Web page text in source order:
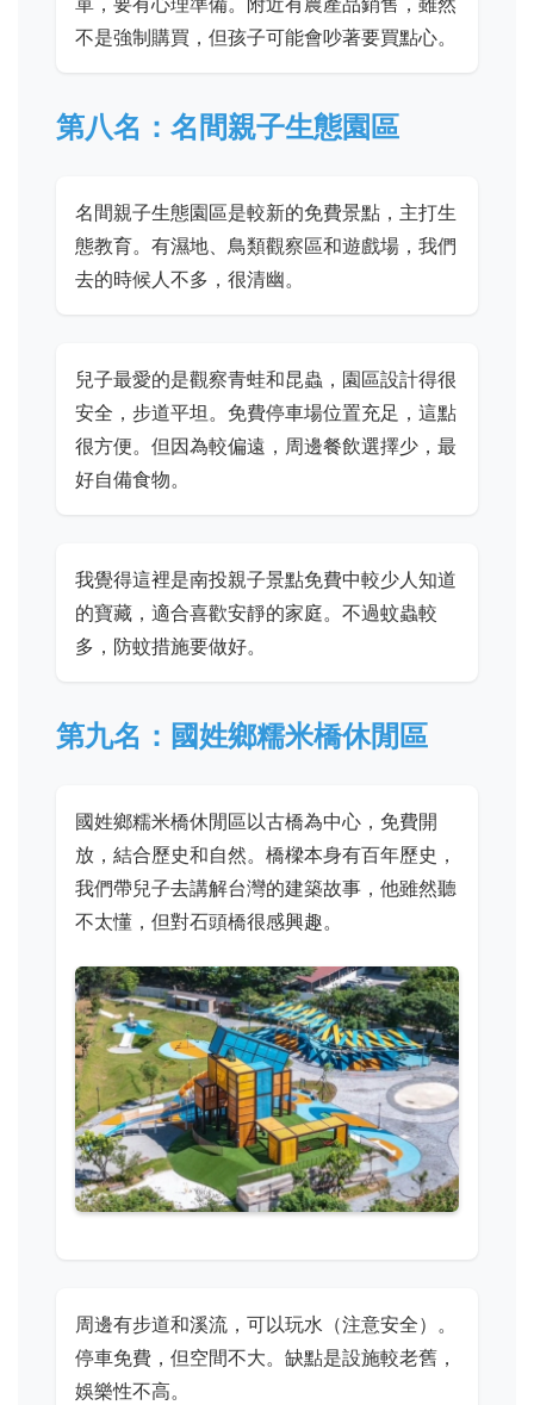
不是強制購買，但孩子可能會吵著要買點心。
第八名：名間親子生態園區
名間親子生態園區是較新的免費景點，主打生
態教育。有濕地、鳥類觀察區和遊戲場，我們
去的時候人不多，很清幽。
兒子最愛的是觀察青蛙和昆蟲，園區設計得很
安全，步道平坦。免費停車場位置充足，這點
很方便。但因為較偏遠，周邊餐飲選擇少，最
好自備食物。
我覺得這裡是南投親子景點免費中較少人知道
的寶藏，適合喜歡安靜的家庭。不過蚊蟲較
多，防蚊措施要做好。
第九名：國姓鄉糯米橋休閒區
國姓鄉糯米橋休閒區以古橋為中心，免費開
放，結合歷史和自然。橋樑本身有百年歷史，
我們帶兒子去講解台灣的建築故事，他雖然聽
不太懂，但對石頭橋很感興趣。
周邊有步道和溪流，可以玩水（注意安全）。
停車免費，但空間不大。缺點是設施較老舊，
娛樂性不高。